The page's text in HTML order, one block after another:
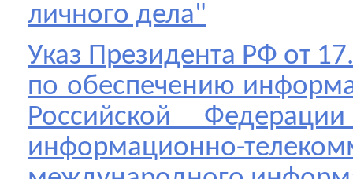
личного дела"
Указ Президента РФ от
по обеспечению
Российской
информационно-